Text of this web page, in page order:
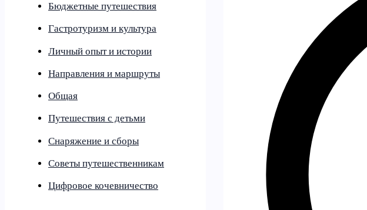
Бюджетные путешествия
Гастротуризм и культура
Личный опыт и истории
Направления и маршруты
Общая
Путешествия с детьми
Снаряжение и сборы
Советы путешественникам
Цифровое кочевничество